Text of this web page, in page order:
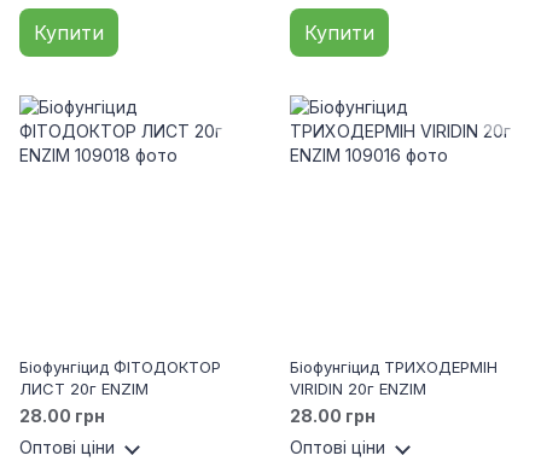
Купити Купити
Біофунгіцид ФІТОДОКТОР
ЛИСТ 20г ENZIM
28.00 грн
Оптові ціни
Біофунгіцид ТРИХОДЕРМІН
VIRIDIN 20г ENZIM
28.00 грн
Оптові ціни